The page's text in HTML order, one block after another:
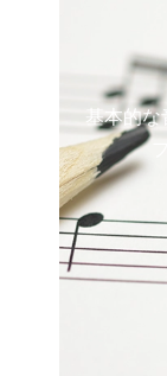
基本的